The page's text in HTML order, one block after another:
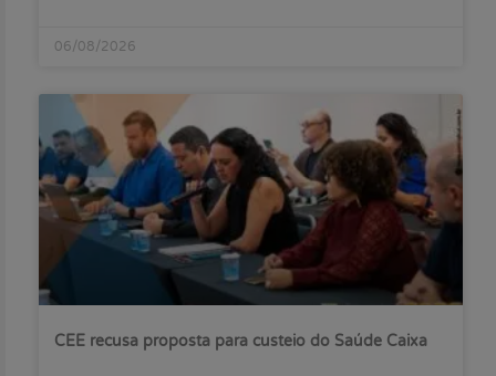
06/08/2026
CEE recusa proposta para custeio do Saúde Caixa